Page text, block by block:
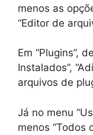
menos as
“Editor de
Em “Plugins”,
Instalados”,
arquivos de
Já no menu
menos “Todos